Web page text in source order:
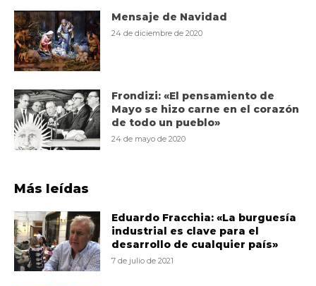
Mensaje de Navidad
24 de diciembre de 2020
Frondizi: «El pensamiento de
Mayo se hizo carne en el corazón
de todo un pueblo»
24 de mayo de 2020
Más leídas
Eduardo Fracchia: «La burguesía
industrial es clave para el
desarrollo de cualquier país»
7 de julio de 2021